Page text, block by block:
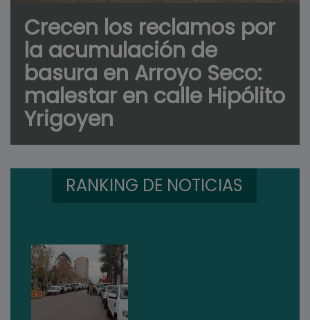
Crecen los reclamos por
la acumulación de
basura en Arroyo Seco:
malestar en calle Hipólito
Yrigoyen
RANKING DE NOTICIAS